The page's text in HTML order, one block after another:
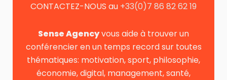
CONTACTEZ-NOUS au +33(0)7 86 82 62 19
Sense Agencyvous aide à trouver un
conférencier en un temps record sur toutes
thématiques: motivation, sport, philosophie,
économie, digital, management, santé,